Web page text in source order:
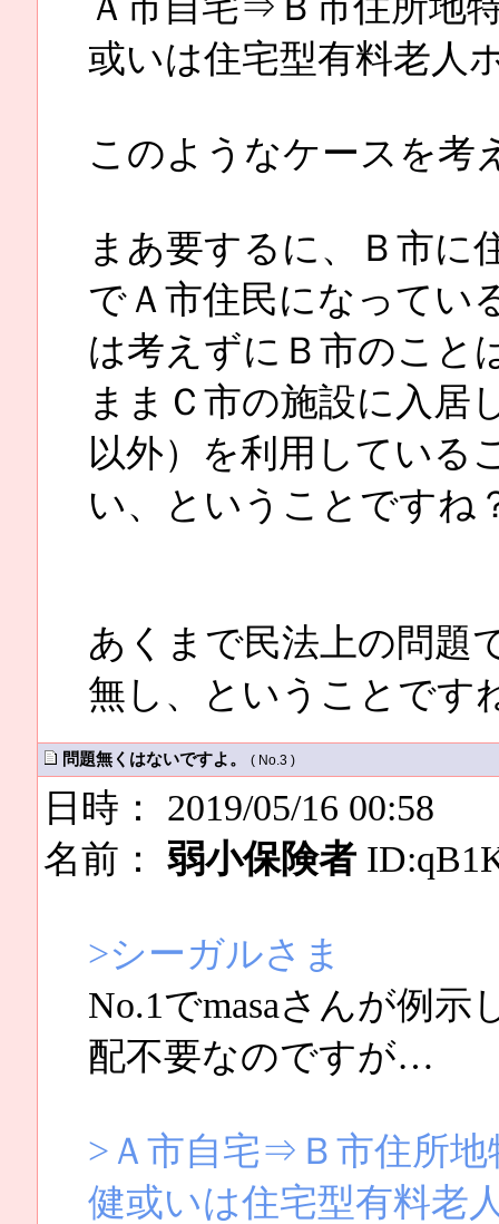
或いは住宅型有料老人
このようなケースを考
まあ要するに、Ｂ市に
でＡ市住民になってい
は考えずにＢ市のこと
ままＣ市の施設に入居
以外）を利用している
い、ということですね
あくまで民法上の問題
無し、ということです
問題無くはないですよ。 ( No.3 )
日時： 2019/05/16 00:58
名前： 弱小保険者
>シーガルさま
No.1でmasaさんが例
配不要なのですが…
>Ａ市自宅⇒Ｂ市住所
健或いは住宅型有料老